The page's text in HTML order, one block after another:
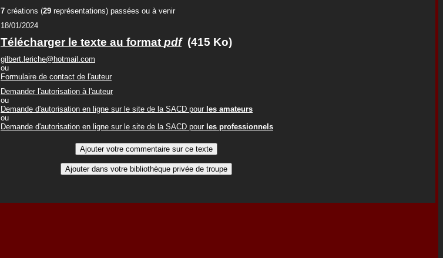
7 créations (29 représentations) passées ou à venir
18/01/2024
Télécharger le texte au format pdf(415 Ko)
gilbert.leriche@hotmail.com
ou
Formulaire de contact de l'auteur
Demander l'autorisation à l'auteur
ou
Demande d'autorisation en ligne sur le site de la SACD pour les amateurs
ou
Demande d'autorisation en ligne sur le site de la SACD pour les professionnels